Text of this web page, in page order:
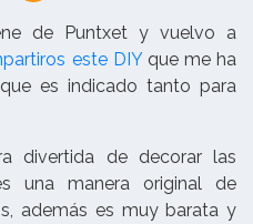
de Puntxet y vuelvo a
este DIYque me ha
es indicado tanto para
divertida de decorar las
una manera original de
además es muy barata y